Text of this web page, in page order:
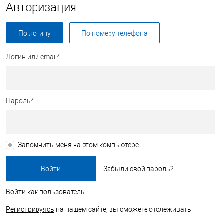
Авторизация
По логину По номеру телефона
Логин или email*
Пароль*
Запомнить меня на этом компьютере
Забыли свой пароль?
Войти как пользователь
Регистрируясь на нашем сайте, вы сможете отслеживать